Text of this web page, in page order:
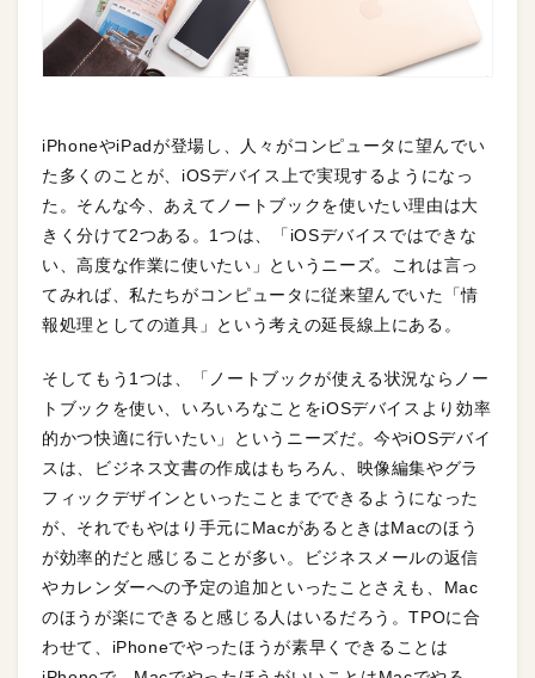
iPhoneやiPadが登場し、人々がコンピュータに望んでい
た多くのことが、iOSデバイス上で実現するようになっ
た。そんな今、あえてノートブックを使いたい理由は大
きく分けて2つある。1つは、「iOSデバイスではできな
い、高度な作業に使いたい」というニーズ。これは言っ
てみれば、私たちがコンピュータに従来望んでいた「情
報処理としての道具」という考えの延長線上にある。
そしてもう1つは、「ノートブックが使える状況ならノー
トブックを使い、いろいろなことをiOSデバイスより効率
的かつ快適に行いたい」というニーズだ。今やiOSデバイ
スは、ビジネス文書の作成はもちろん、映像編集やグラ
フィックデザインといったことまでできるようになった
が、それでもやはり手元にMacがあるときはMacのほう
が効率的だと感じることが多い。ビジネスメールの返信
やカレンダーへの予定の追加といったことさえも、Mac
のほうが楽にできると感じる人はいるだろう。TPOに合
わせて、iPhoneでやったほうが素早くできることは